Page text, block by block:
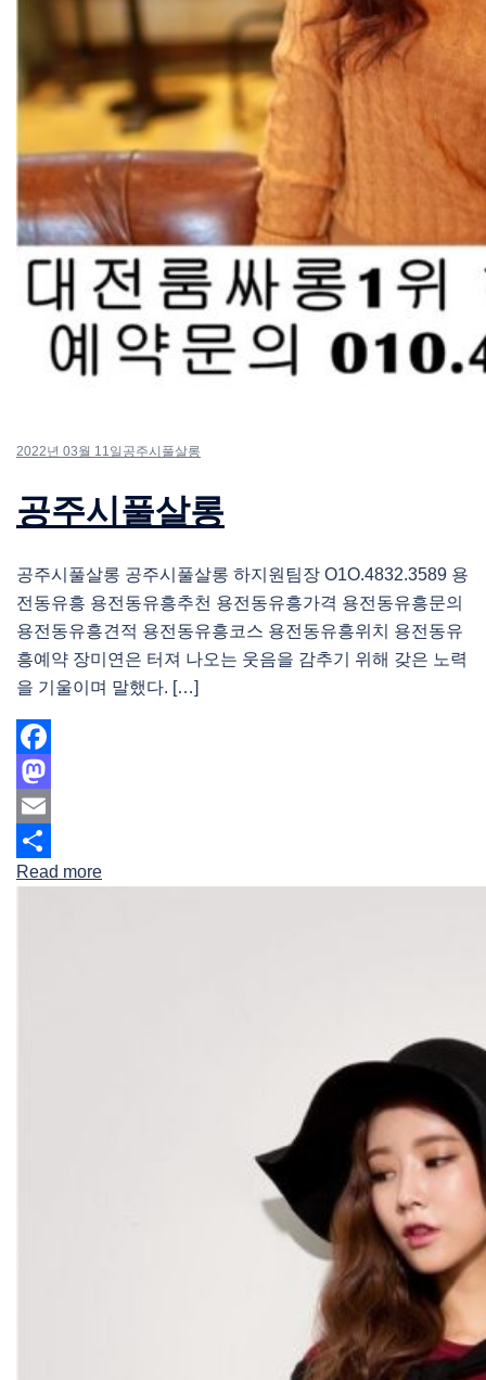
2022년 03월 11일 공주시풀살롱
공주시풀살롱
공주시풀살롱 공주시풀살롱 하지원팀장 O1O.4832.3589 용
전동유흥 용전동유흥추천 용전동유흥가격 용전동유흥문의
용전동유흥견적 용전동유흥코스 용전동유흥위치 용전동유
흥예약 장미연은 터져 나오는 웃음을 감추기 위해 갖은 노력
을 기울이며 말했다. […]
Facebook
Mastodon
Email
Share
Read more